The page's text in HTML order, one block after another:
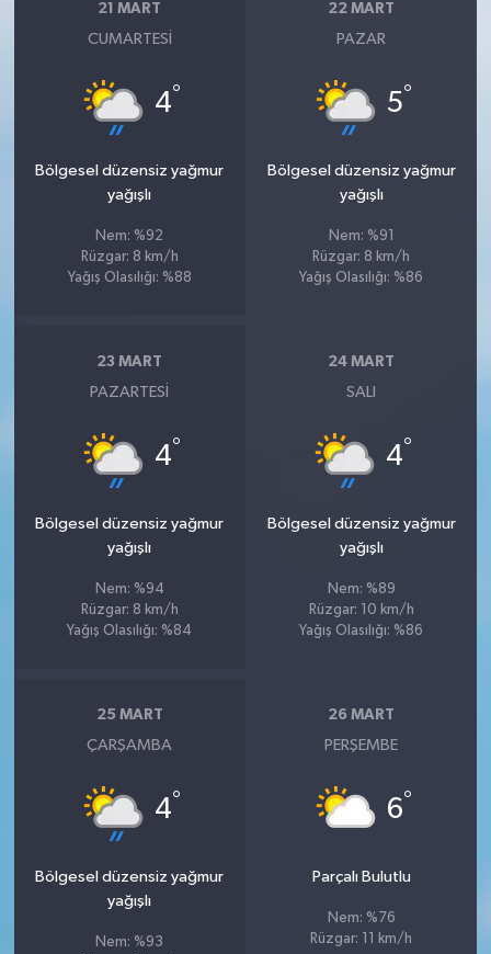
21 MART
CUMARTESI
4°
Bölgesel düzensiz yağmur
yağışlı
Nem: %92
Rüzgar: 8 km/h
Yağış Olasılığı: %88
22 MART
PAZAR
5°
Bölgesel düzensiz yağmur
yağışlı
Nem: %91
Rüzgar: 8 km/h
Yağış Olasılığı: %86
23 MART
PAZARTESI
4°
Bölgesel düzensiz yağmur
yağışlı
Nem: %94
Rüzgar: 8 km/h
Yağış Olasılığı: %84
24 MART
SALI
4°
Bölgesel düzensiz yağmur
yağışlı
Nem: %89
Rüzgar: 10 km/h
Yağış Olasılığı: %86
25 MART
ÇARŞAMBA
4°
Bölgesel düzensiz yağmur
yağışlı
Nem: %93
26 MART
PERŞEMBE
6°
Parçalı Bulutlu
Nem: %76
Rüzgar: 11 km/h